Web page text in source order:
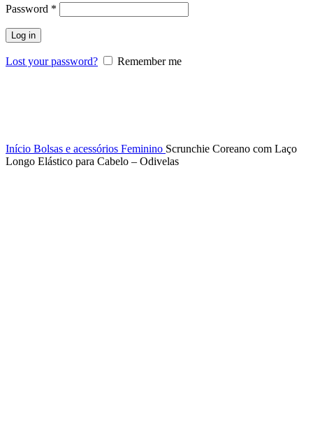
Password *
Log in
Lost your password? Remember me
Início Bolsas e acessórios Feminino Scrunchie Coreano com Laço
Longo Elástico para Cabelo – Odivelas